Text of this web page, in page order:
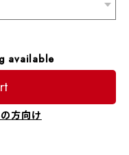
available
方向け